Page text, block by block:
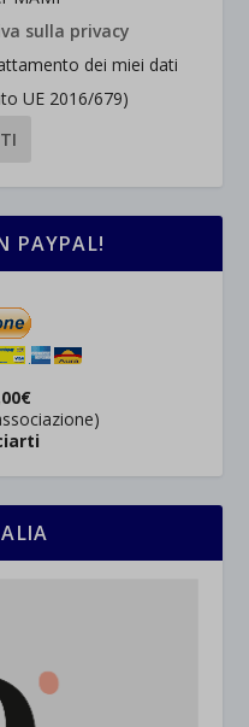
sulla privacy
dei miei dati
UE 2016/679)
PAYPAL!